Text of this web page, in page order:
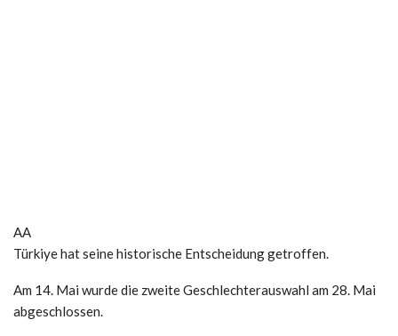
AA
Türkiye hat seine historische Entscheidung getroffen.
Am 14. Mai wurde die zweite Geschlechterauswahl am 28. Mai
abgeschlossen.